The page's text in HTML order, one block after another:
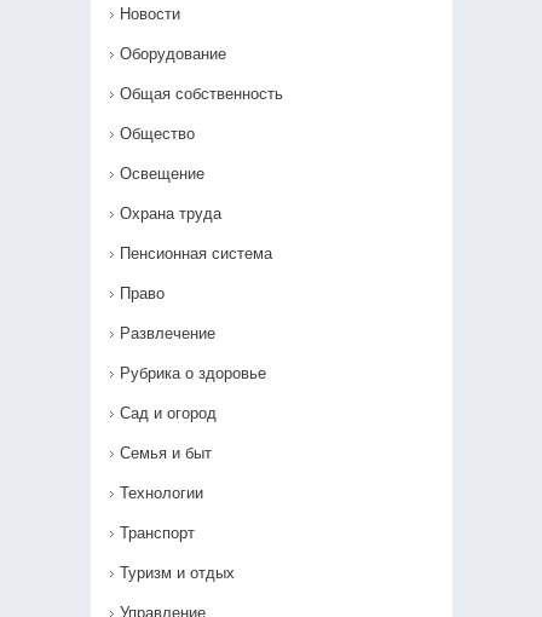
Новости
Оборудование
Общая собственность
Общество
Освещение
Охрана труда
Пенсионная система
Право
Развлечение
Рубрика о здоровье
Сад и огород
Семья и быт
Технологии
Транспорт
Туризм и отдых
Управление